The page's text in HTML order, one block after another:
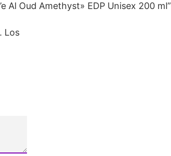
Al Oud Amethyst» EDP Unisex 200 ml”
Los